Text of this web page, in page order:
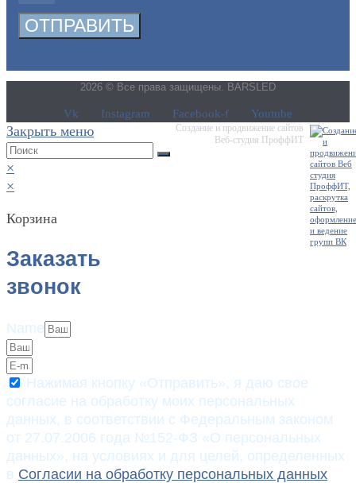
ОТПРАВИТЬ
2026 © Все права защищены. BARSLED
Vk Instagram Facebook-f Youtube
Создание и продвижение сайтов
Веб-студия ПроффИТ
Закрыть меню
×
×
Корзина
Заказать
звонок
Name
Нажимая кнопку «Отправить», я даю свое
согласие на обработку моих персональных
данных, в соответствии с Федеральным законом
от 27.07.2006 года №152-ФЗ «О персональных
данных», на условиях и для целей, определенных
в Согласии на обработку персональных данных